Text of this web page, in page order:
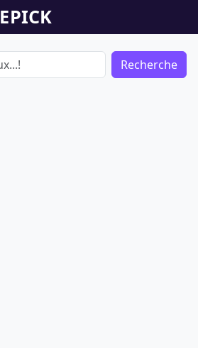
Recherche